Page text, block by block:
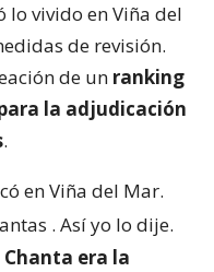
lo vivido en Viña del
de revisión.
de un ranking
la adjudicación
.
en Viña del Mar.
. Así yo lo dije.
Chanta era la